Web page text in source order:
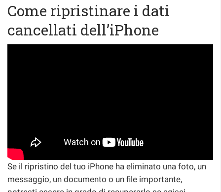
Come ripristinare i dati
cancellati dell’iPhone
Se il ripristino del tuo iPhone ha eliminato una foto, un
messaggio, un documento o un file importante,